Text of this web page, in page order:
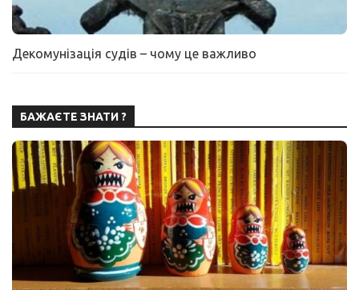
Декомунізація судів – чому це важливо
БАЖАЄТЕ ЗНАТИ ?